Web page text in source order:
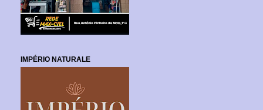
IMPÉRIO NATURALE